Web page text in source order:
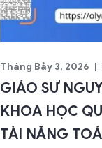
Tháng Bảy 3, 2026
GIÁO SƯ
KHOA HỌC
TÀI NĂNG